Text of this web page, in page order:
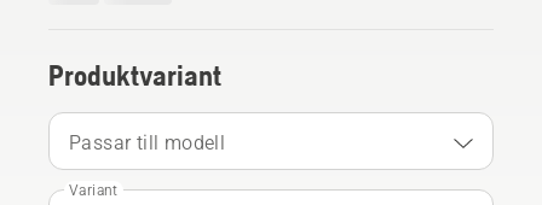
Produktvariant
Passar till modell
Variant